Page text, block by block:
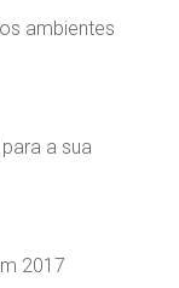
ambientes
a sua
2017